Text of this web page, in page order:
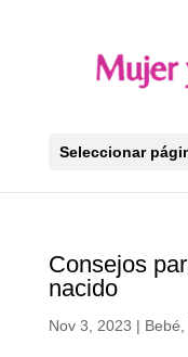
Seleccionar
Consejos
nacido
Nov 3, 2023 | Bebé